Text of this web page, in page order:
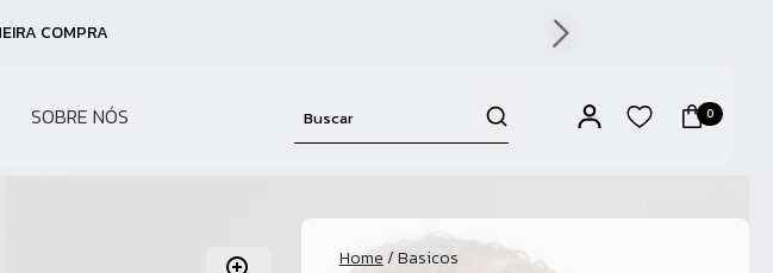
NO CARTÃO
SOBRE NÓS 0
Home/Basicos